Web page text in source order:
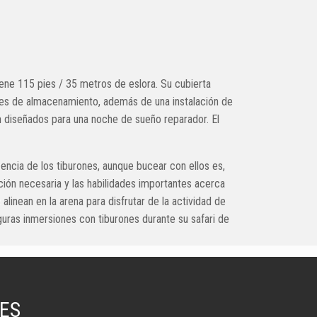
115 pies / 35 metros de eslora. Su cubierta
de almacenamiento, además de una instalación de
para una noche de sueño reparador. El
de los tiburones, aunque bucear con ellos es,
necesaria y las habilidades importantes acerca
en la arena para disfrutar de la actividad de
inmersiones con tiburones durante su safari de